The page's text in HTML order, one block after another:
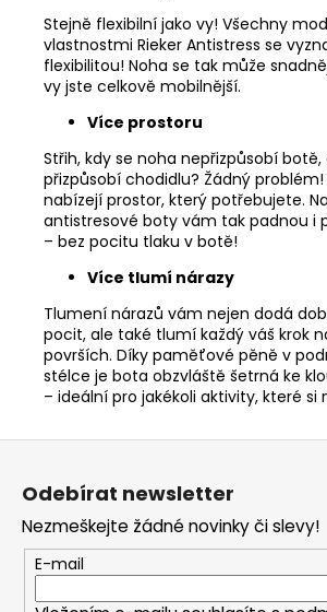
Stejně flexibilní jako vy! Všechny
vlastnostmi Rieker Antistress se
flexibilitou! Noha se tak může
vy jste celkově mobilnější.
Více prostoru
Střih, kdy se noha nepřizpůsobí
přizpůsobí chodidlu? Žádný
nabízejí prostor, který potřebujete.
antistresové boty vám tak padnou i
– bez pocitu tlaku v botě!
Více tlumí nárazy
Tlumení nárazů vám nejen dodá
pocit, ale také tlumí každý váš krok
površích. Díky paměťové pěně v
stélce je bota obzvláště šetrná ke
– ideální pro jakékoli aktivity, které si
Z
Odebírat newsletter
Nezmeškejte žádné novinky či slevy!
E-mail